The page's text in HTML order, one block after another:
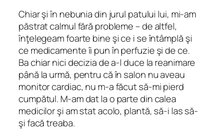
Chiar şi în nebunia din jurul patului lui, mi-am
păstrat calmul fără probleme – de altfel,
înţelegeam foarte bine şi ce i se întâmplă şi
ce medicamente îi pun în perfuzie şi de ce.
Ba chiar nici decizia de a-l duce la reanimare
până la urmă, pentru că în salon nu aveau
monitor cardiac, nu m-a făcut să-mi pierd
cumpătul. M-am dat la o parte din calea
medicilor şi am stat acolo, plantă, să-i las să-
şi facă treaba.